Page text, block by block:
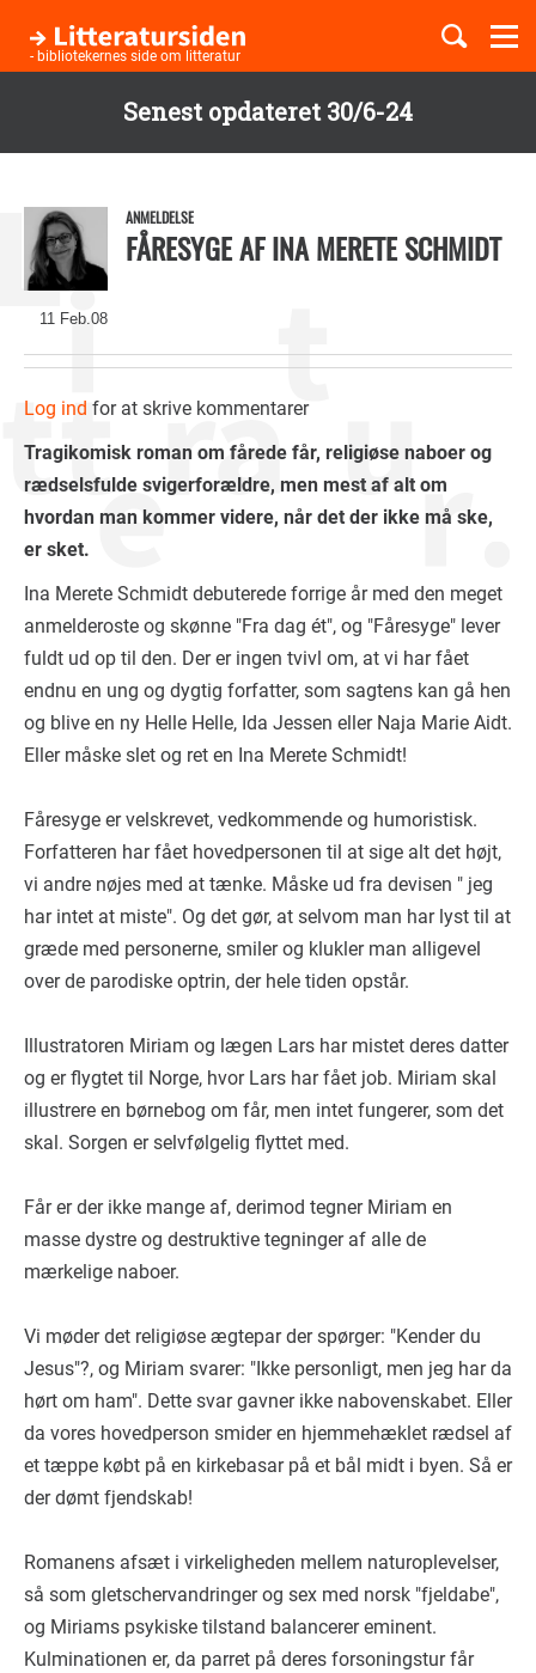
Senest opdateret 30/6-24
hovedindhold
- bibliotekernes side om litteratur
Børnebøger
11 Feb.08
ANMELDELSE
FÅRESYGE AF INA MERETE SCHMIDT
Log ind for at skrive kommentarer
Tragikomisk roman om fårede får, religiøse naboer og
rædselsfulde svigerforældre, men mest af alt om
hvordan man kommer videre, når det der ikke må ske,
er sket.
Ina Merete Schmidt debuterede forrige år med den meget
anmelderoste og skønne "Fra dag ét", og "Fåresyge" lever
fuldt ud op til den. Der er ingen tvivl om, at vi har fået
endnu en ung og dygtig forfatter, som sagtens kan gå hen
og blive en ny Helle Helle, Ida Jessen eller Naja Marie Aidt.
Eller måske slet og ret en Ina Merete Schmidt!
Fåresyge er velskrevet, vedkommende og humoristisk.
Forfatteren har fået hovedpersonen til at sige alt det højt,
vi andre nøjes med at tænke. Måske ud fra devisen " jeg
har intet at miste". Og det gør, at selvom man har lyst til at
græde med personerne, smiler og klukler man alligevel
over de parodiske optrin, der hele tiden opstår.
Illustratoren Miriam og lægen Lars har mistet deres datter
og er flygtet til Norge, hvor Lars har fået job. Miriam skal
illustrere en børnebog om får, men intet fungerer, som det
skal. Sorgen er selvfølgelig flyttet med.
Får er der ikke mange af, derimod tegner Miriam en
masse dystre og destruktive tegninger af alle de
mærkelige naboer.
Vi møder det religiøse ægtepar der spørger: "Kender du
Jesus"?, og Miriam svarer: "Ikke personligt, men jeg har da
hørt om ham". Dette svar gavner ikke nabovenskabet. Eller
da vores hovedperson smider en hjemmehæklet rædsel af
et tæppe købt på en kirkebasar på et bål midt i byen. Så er
der dømt fjendskab!
Romanens afsæt i virkeligheden mellem naturoplevelser,
så som gletschervandringer og sex med norsk "fjeldabe",
og Miriams psykiske tilstand balancerer eminent.
Kulminationen er, da parret på deres forsoningstur får